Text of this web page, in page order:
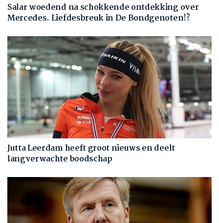
Salar woedend na schokkende ontdekking over
Mercedes. Liefdesbreuk in De Bondgenoten!?
Jutta Leerdam heeft groot nieuws en deelt
langverwachte boodschap